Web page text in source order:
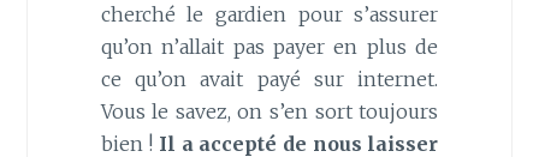
cherché le gardien pour s’assurer
qu’on n’allait pas payer en plus de
ce qu’on avait payé sur internet.
Vous le savez, on s’en sort toujours
bien ! Il a accepté de nous laisser